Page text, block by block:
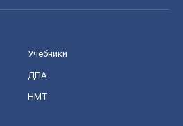
Учебники
ДПА
НМТ